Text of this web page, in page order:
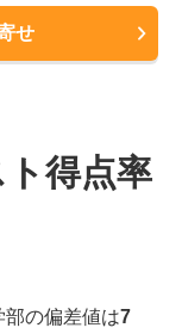
せ
得点率
の偏差値は7